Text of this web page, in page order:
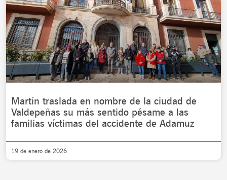
Martín traslada en nombre de la ciudad de
Valdepeñas su más sentido pésame a las
familias víctimas del accidente de Adamuz
19 de enero de 2026